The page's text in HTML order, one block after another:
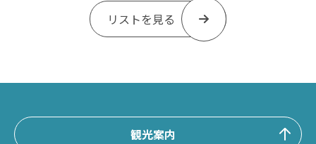
リストを見る
観光案内